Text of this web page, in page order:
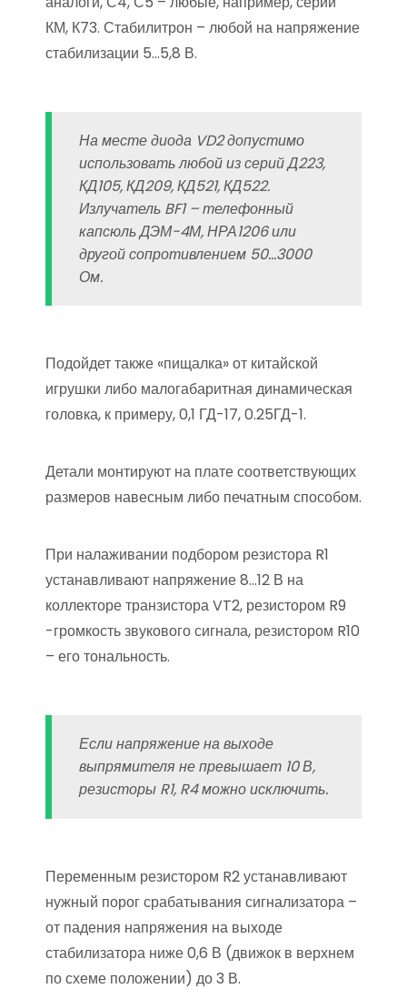
КМ, К73. Стабилитрон – любой на напряжение
стабилизации 5…5,8 В.
На месте диода VD2 допустимо
использовать любой из серий Д223,
КД105, КД209, КД521, КД522.
Излучатель BF1 – телефонный
капсюль ДЭМ-4М, НРА1206 или
другой сопротивлением 50…3000
Ом.
Подойдет также «пищалка» от китайской
игрушки либо малогабаритная динамическая
головка, к примеру, 0,1 ГД-17, 0.25ГД-1.
Детали монтируют на плате соответствующих
размеров навесным либо печатным способом.
При налаживании подбором резистора R1
устанавливают напряжение 8…12 В на
коллекторе транзистора VT2, резистором R9
-громкость звукового сигнала, резистором R10
– его тональность.
Если напряжение на выходе
выпрямителя не превышает 10 В,
резисторы R1, R4 можно исключить.
Переменным резистором R2 устанавливают
нужный порог срабатывания сигнализатора –
от падения напряжения на выходе
стабилизатора ниже 0,6 В (движок в верхнем
по схеме положении) до 3 В.